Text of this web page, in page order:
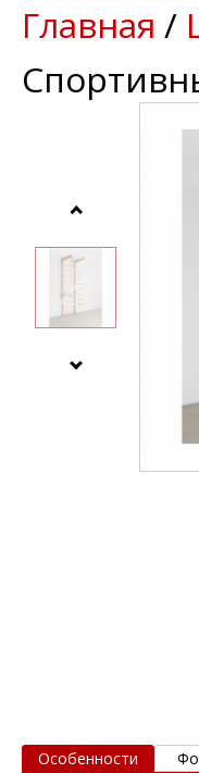
Главная /
Особенности